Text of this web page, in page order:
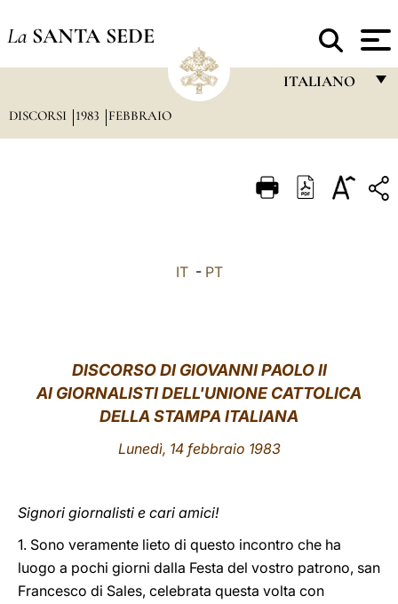
La SANTA SEDE
ITALIANO
ITALIANO
中文
LATINE
DISCORSI 1983 FEBBRAIO
IT- PT
DISCORSO DI GIOVANNI PAOLO II
AI GIORNALISTI DELL'UNIONE CATTOLICA
DELLA STAMPA ITALIANA
Lunedì, 14 febbraio 1983
Signori giornalisti e cari amici!
1. Sono veramente lieto di questo incontro che ha
luogo a pochi giorni dalla Festa del vostro patrono, san
Francesco di Sales, celebrata questa volta con